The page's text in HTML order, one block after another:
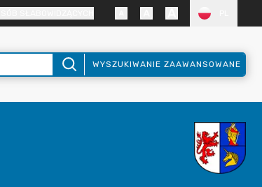
WYSZUKIWANIE ZAAWANSOWANE